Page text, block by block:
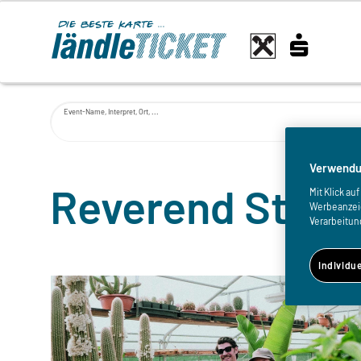
Event-Name, Interpret, Ort, ...
Reverend
Mit Klick